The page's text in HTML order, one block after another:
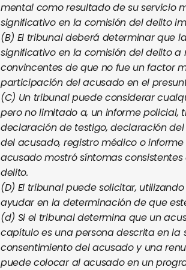
mental como resultado de su servicio
significativo en la comisión del delito
(B) El tribunal deberá determinar que
significativo en la comisión del delito
convincentes de que no fue un factor
participación del acusado en el
(C) Un tribunal puede considerar
pero no limitado a, un informe
declaración de testigo, declaración
del acusado, registro médico o
acusado mostró síntomas
delito.
(D) El tribunal puede solicitar,
ayudar en la determinación de que
(d) Si el tribunal determina que un
capítulo es una persona descrita en la
consentimiento del acusado y una
puede colocar al acusado en un